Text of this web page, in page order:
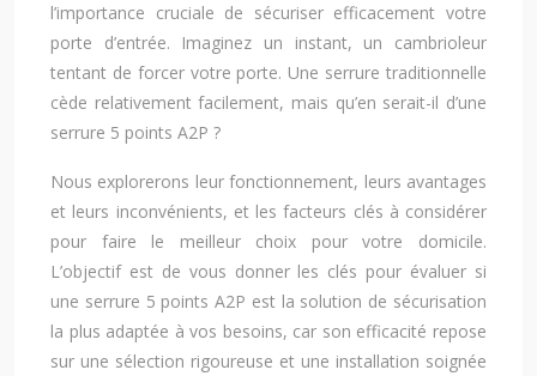
l’importance cruciale de sécuriser efficacement votre
porte d’entrée. Imaginez un instant, un cambrioleur
tentant de forcer votre porte. Une serrure traditionnelle
cède relativement facilement, mais qu’en serait-il d’une
serrure 5 points A2P ?
Nous explorerons leur fonctionnement, leurs avantages
et leurs inconvénients, et les facteurs clés à considérer
pour faire le meilleur choix pour votre domicile.
L’objectif est de vous donner les clés pour évaluer si
une serrure 5 points A2P est la solution de sécurisation
la plus adaptée à vos besoins, car son efficacité repose
sur une sélection rigoureuse et une installation soignée